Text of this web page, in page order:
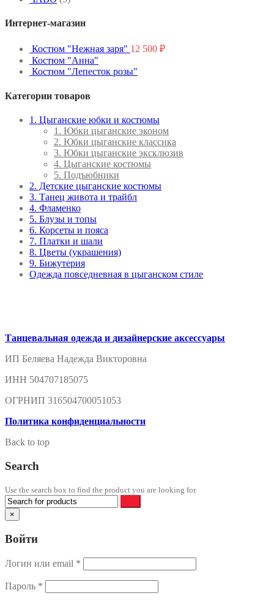
Интернет-магазин
Костюм "Нежная заря" 12 500 ₽
Костюм "Анна"
Костюм "Лепесток розы"
Категории товаров
1. Цыганские юбки и костюмы
1. Юбки цыганские эконом
2. Юбки цыганские классика
3. Юбки цыганские эксклюзив
4. Цыганские костюмы
5. Подъюбники
2. Детские цыганские костюмы
3. Танец живота и трайбл
4. Фламенко
5. Блузы и топы
6. Корсеты и пояса
7. Платки и шали
8. Цветы (украшения)
9. Бижутерия
Одежда повседневная в цыганском стиле
Танцевальная одежда и дизайнерские аксессуары
ИП Беляева Надежда Викторовна
ИНН 504707185075
ОГРНИП 316504700051053
Политика конфиденциальности
Back to top
Search
Use the search box to find the product you are looking for.
×
Войти
Логин или email *
Пароль *